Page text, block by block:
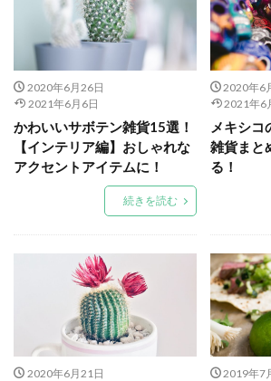
2020年6月26日
2021年6月6日
かわいいサボテン雑貨15選！
【インテリア編】おしゃれな
アクセントアイテムに！
続きを読む
2020年6
2021年6
メキシコ
雑貨まと
る！
2020年6月21日
2019年7